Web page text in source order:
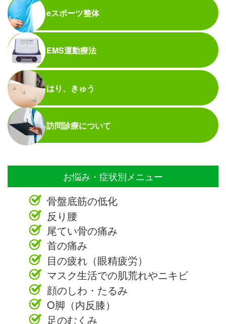
eスポーツ整体
EMS運動療法
はり、きゅう
訪問診療について
お悩み・症状別メニュー
骨盤底筋の低化
反り腰
尾てい骨の痛み
首の痛み
目の疲れ（眼精疲労）
マスク生活での肌荒れやニキビ
顔のしわ・たるみ
O脚（内反膝）
足のむくみ